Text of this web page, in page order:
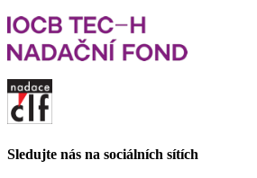
Sledujte nás na sociálních sítích